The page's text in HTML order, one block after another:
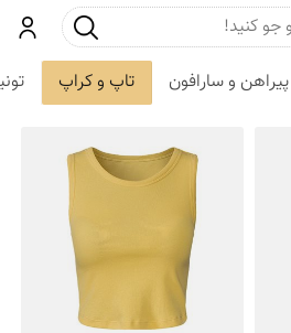
ورودجست و جو
پیراهن و سارافون تاپ و کراپ